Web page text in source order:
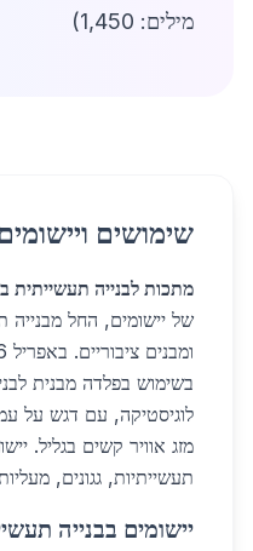
מילים: 1,450)
שימושים
מתכות לבנייה תעשייתית
של יישומים, החל מבנייה
בשימוש בפלדה מבנית
לוגיסטיקה, עם דגש על
מזג אוויר קשים בגליל.
תעשייתיות, גגונים,
יישומים בבנייה